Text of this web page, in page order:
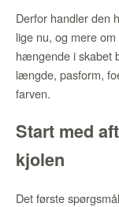
Derfor handler den
lige nu, og mere
hængende i skabet
længde, pasform,
farven.
Start med
kjolen
Det første